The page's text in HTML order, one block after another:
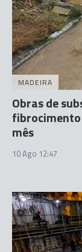
MADEIRA
Obras de
mês
10 Ago 12:47